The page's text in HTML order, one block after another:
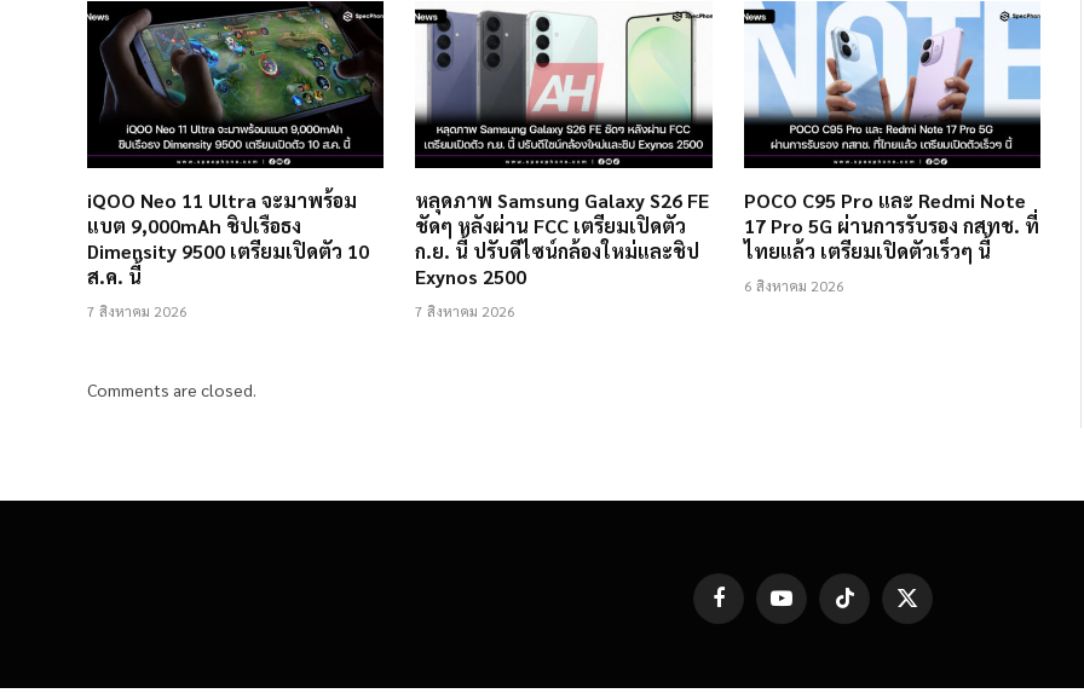
iQOO Neo 11 Ultra จะมาพร้อม
แบต 9,000mAh ชิปเรือธง
Dimensity 9500 เตรียมเปิดตัว 10
ส.ค. นี้
7 สิงหาคม 2026
หลุดภาพ Samsung Galaxy S26 FE
ชัดๆ หลังผ่าน FCC เตรียมเปิดตัว
ก.ย. นี้ ปรับดีไซน์กล้องใหม่และชิป
Exynos 2500
7 สิงหาคม 2026
POCO C95 Pro และ Redmi Note
17 Pro 5G ผ่านการรับรอง กสทช. ที่
ไทยแล้ว เตรียมเปิดตัวเร็วๆ นี้
6 สิงหาคม 2026
Comments are closed.
FacebookYouTube TikTok
X